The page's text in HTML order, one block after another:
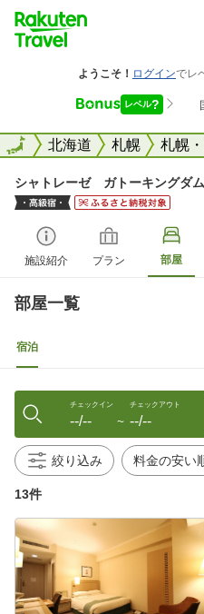
全国北海道 札幌 札幌
全国
シャトレーゼ ガトーキングダ
施設紹介 プラン 部屋
部屋一覧
宿泊
チェックイン
--/-- 〜
チェックアウト
--/--
絞り込み
13件